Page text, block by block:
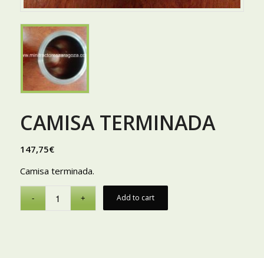
CAMISA TERMINADA
147,75€
Camisa terminada.
Add to cart